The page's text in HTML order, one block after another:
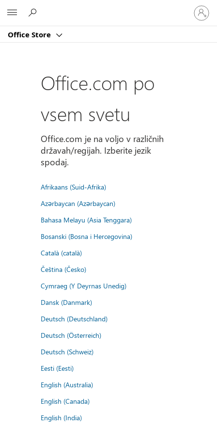
Office Store
Vpišite
se
v
račun
Office.com po
vsem svetu
Office.com je na voljo v različnih
državah/regijah. Izberite jezik
spodaj.
Afrikaans (Suid-Afrika)
Azərbaycan (Azərbaycan)
Bahasa Melayu (Asia Tenggara)
Bosanski (Bosna i Hercegovina)
Català (català)
Čeština (Česko)
Cymraeg (Y Deyrnas Unedig)
Dansk (Danmark)
Deutsch (Deutschland)
Deutsch (Österreich)
Deutsch (Schweiz)
Eesti (Eesti)
English (Australia)
English (Canada)
English (India)